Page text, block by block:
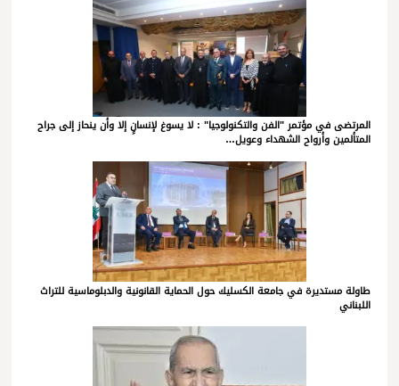
المرتضى في مؤتمر "الفن والتكنولوجيا" : لا يسوغ لإنسانٍ إلا وأن ينحاز إلى جراح
المتألمين وأرواح الشهداء وعويل…
طاولة مستديرة في جامعة الكسليك حول الحماية القانونية والدبلوماسية للتراث
اللبناني